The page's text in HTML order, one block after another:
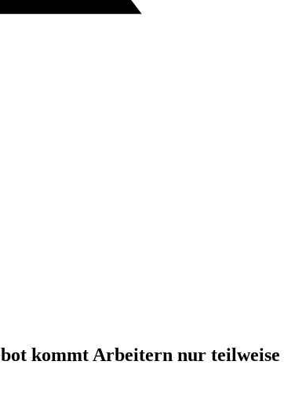
kommt Arbeitern nur teilweise